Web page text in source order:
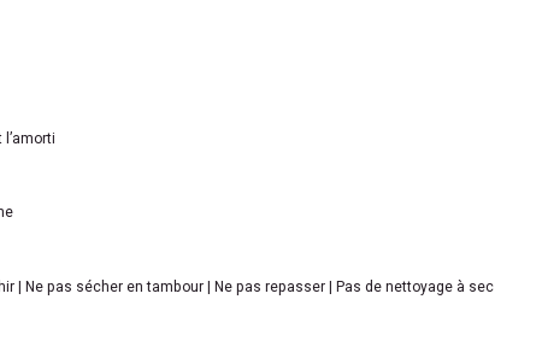
| Ne pas sécher en tambour | Ne pas repasser | Pas de nettoyage à sec